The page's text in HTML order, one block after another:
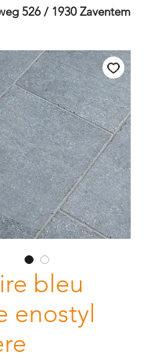
526 / 1930 Zaventem
bleu
enostyl